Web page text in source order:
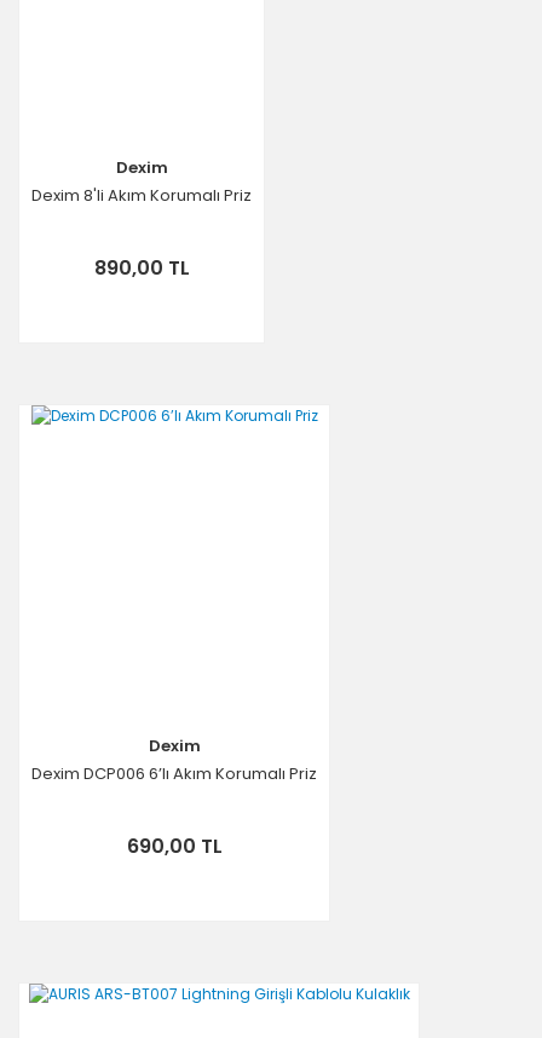
Dexim
Dexim 8'li Akım Korumalı Priz
890,00 TL
Dexim
Dexim DCP006 6’lı Akım Korumalı Priz
690,00 TL